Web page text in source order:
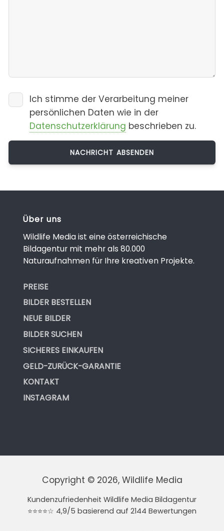
Ich stimme der Verarbeitung meiner
persönlichen Daten wie in der
Datenschutzerklärung beschrieben zu.
Über uns
Wildlife Media ist eine österreichische
Bildagentur mit mehr als 80.000
Naturaufnahmen für Ihre kreativen Projekte.
PREISE
BILDER BESTELLEN
NEUE BILDER
BILDER SUCHEN
SICHERES EINKAUFEN
GELD-ZURÜCK-GARANTIE
KONTAKT
INSTAGRAM
Copyright © 2026, Wildlife Media
Kundenzufriedenheit Wildlife Media Bildagentur
⭐⭐⭐⭐☆ 4,9/5 basierend auf 2144 Bewertungen